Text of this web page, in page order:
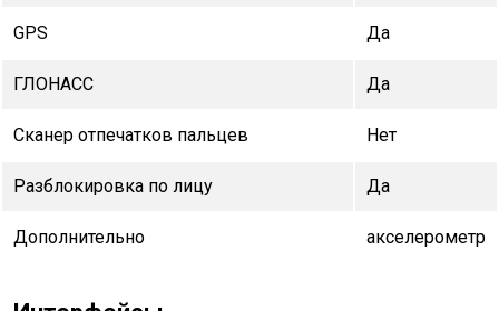
GPS Да
ГЛОНАСС Да
Сканер отпечатков пальцев Нет
Разблокировка по лицу Да
Дополнительно акселерометр